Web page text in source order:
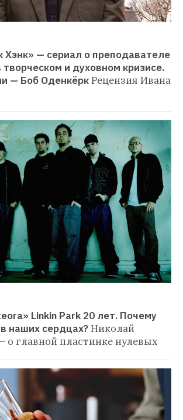
Хэнк» — сериал о преподавателе
творческом и духовном кризисе.
— Боб ОденкёркРецензия Ивана
Linkin Park 20 лет. Почему
в наших сердцах?Николай
о главной пластинке нулевых